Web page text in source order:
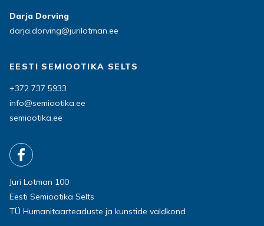
Darja Dorving
darja.dorving@jurilotman.ee
EESTI SEMIOOTIKA SELTS
+372 737 5933
info@semiootika.ee
semiootika.ee
Juri Lotman 100
Eesti Semiootika Selts
TÜ Humanitaarteaduste ja kunstide valdkond